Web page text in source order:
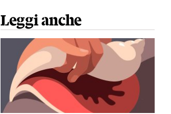
Leggi anche